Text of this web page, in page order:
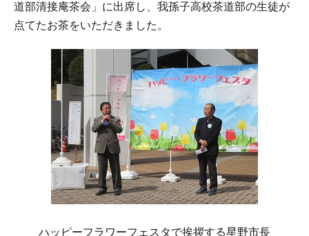
道部清接庵茶会」に出席し、我孫子高校茶道部の生徒が
点てたお茶をいただきました。
ハッピーフラワーフェスタで挨拶する星野市長